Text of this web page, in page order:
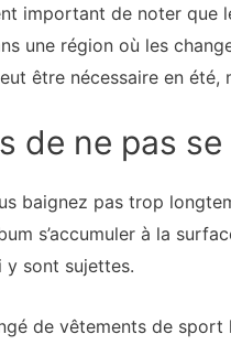
important de noter que
une région où les
être nécessaire en été,
de ne pas
baignez pas trop
s’accumuler à la
y sont sujettes.
de vêtements de sport